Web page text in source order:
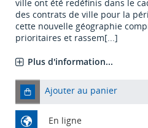
ville ont été redéfinis dans le
des contrats de ville pour la
cette nouvelle géographie
prioritaires et rassem[...]
Plus d'information...
Ajouter au panier
En ligne